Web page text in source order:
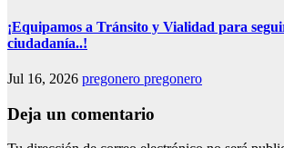
¡Equipamos a Tránsito y Vialidad para
ciudadanía..!
Jul 16, 2026 pregonero pregonero
Deja un comentario